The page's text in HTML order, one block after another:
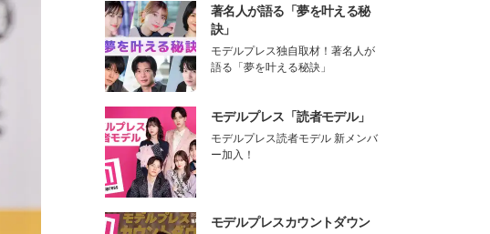
著名人が語る「夢を叶える秘
訣」
モデルプレス独自取材！著名人が
語る「夢を叶える秘訣」
モデルプレス「読者モデル」
モデルプレス読者モデル 新メンバ
ー加入！
モデルプレスカウントダウン